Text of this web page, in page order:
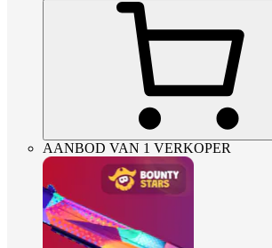
AANBOD VAN 1 VERKOPER